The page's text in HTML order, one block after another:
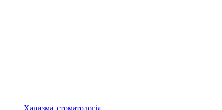
Харизма, стоматологія